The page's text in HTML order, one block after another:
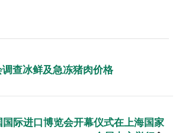
查冰鲜及急冻猪肉价格
际进口博览会开幕仪式在上海国家